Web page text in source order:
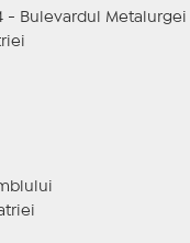
- Bulevardul